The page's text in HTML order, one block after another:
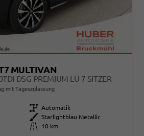
MULTIVAN
DSG PREMIUM LÜ 7 SITZER
mit Tageszulassung
Getriebe Automatik
Außenfarbe
Starlightblau Metallic
Kilometerstand
10 km